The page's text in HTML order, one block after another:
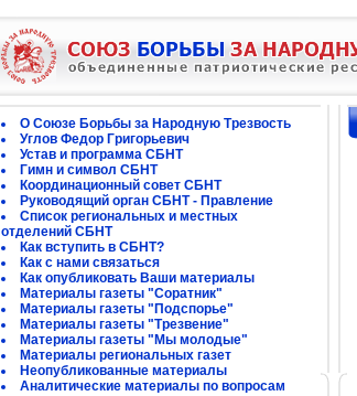
О Союзе Борьбы за Народную Трезвость
Углов Федор Григорьевич
Устав и программа СБНТ
Гимн и символ СБНТ
Координационный совет СБНТ
Руководящий орган СБНТ - Правление
Список региональных и местных
отделений СБНТ
Как вступить в СБНТ?
Как с нами связаться
Как опубликовать Ваши материалы
Материалы газеты "Соратник"
Материалы газеты "Подспорье"
Материалы газеты "Трезвение"
Материалы газеты "Мы молодые"
Материалы региональных газет
Неопубликованные материалы
Аналитические материалы по вопросам